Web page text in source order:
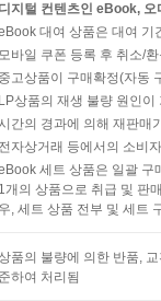
디지털 컨텐츠인 eBook,
대여 상품은 대여 기
모바일 쿠폰 등록 후 취소/
중고상품이 구매확정(자동
LP상품의 재생 불량 원인
간의 경과에 의해 재판매
전자상거래 등에서의 소비
세트 상품은 일괄 구
1개의 상품으로 취급 및 판
우, 세트 상품 전부 및 세트
품의 불량에 의한 반품,
준하여 처리됨